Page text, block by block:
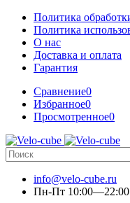
Политика
Политика
О нас
Доставка и оплата
Гарантия
Сравнение0
Избранное0
Просмотренное0
info@velo-cube.ru
Пн-Пт 10:00—22:00